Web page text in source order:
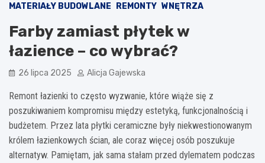
MATERIAŁY BUDOWLANE
REMONTY WNĘTRZA
Farby zamiast płytek w
łazience – co wybrać?
26 lipca 2025 Alicja Gajewska
Remont łazienki to często wyzwanie, które wiąże się z
poszukiwaniem kompromisu między estetyką, funkcjonalnością i
budżetem. Przez lata płytki ceramiczne były niekwestionowanym
królem łazienkowych ścian, ale coraz więcej osób poszukuje
alternatyw. Pamiętam, jak sama stałam przed dylematem podczas